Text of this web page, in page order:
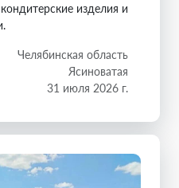
изделия и
Челябинская область
Ясиноватая
31 июля 2026 г.